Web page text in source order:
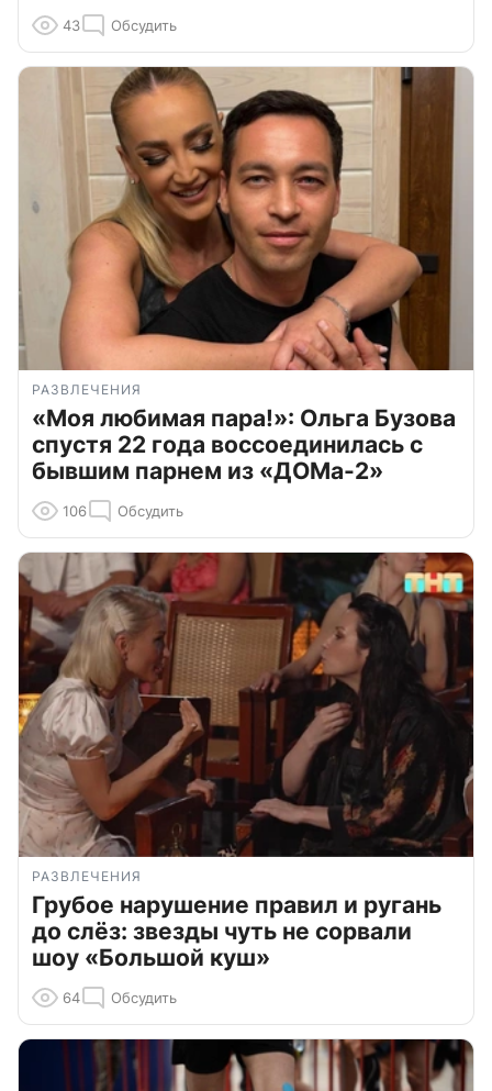
43 Обсудить
РАЗВЛЕЧЕНИЯ
«Моя любимая пара!»: Ольга Бузова
спустя 22 года воссоединилась с
бывшим парнем из «ДОМа-2»
106 Обсудить
РАЗВЛЕЧЕНИЯ
Грубое нарушение правил и ругань
до слёз: звезды чуть не сорвали
шоу «Большой куш»
64 Обсудить